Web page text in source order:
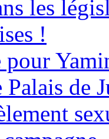
les
!
de